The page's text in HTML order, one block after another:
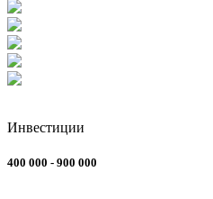
Инвестиции
400 000 - 900 000